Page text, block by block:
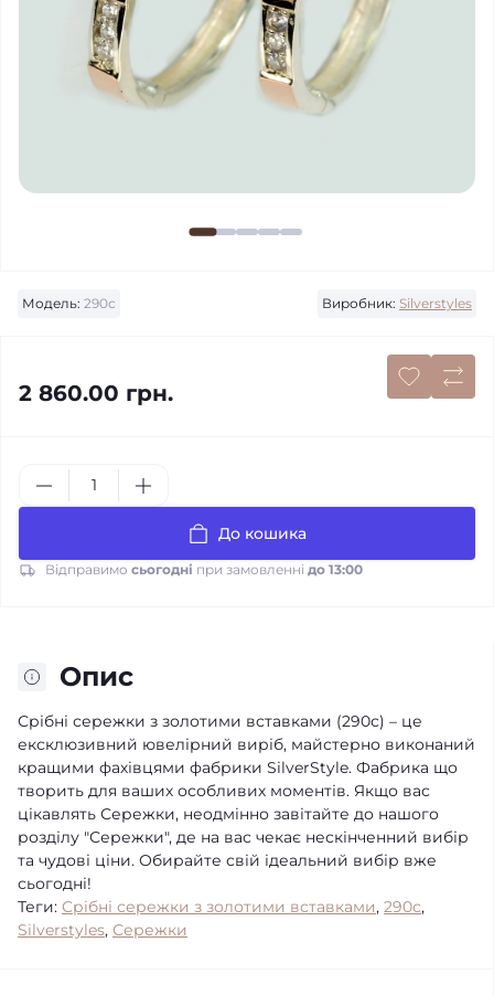
Модель: 290с Виробник: Silverstyles
2 860.00 грн.
До кошика
Відправимо сьогодні при замовленні до 13:00
Опис
Срібні сережки з золотими вставками (290с) – це
ексклюзивний ювелірний виріб, майстерно виконаний
кращими фахівцями фабрики SilverStyle. Фабрика що
творить для ваших особливих моментів. Якщо вас
цікавлять Сережки, неодмінно завітайте до нашого
розділу "Сережки", де на вас чекає нескінченний вибір
та чудові ціни. Обирайте свій ідеальний вибір вже
сьогодні!
Теги: Срібні сережки з золотими вставками, 290с,
Silverstyles, Сережки